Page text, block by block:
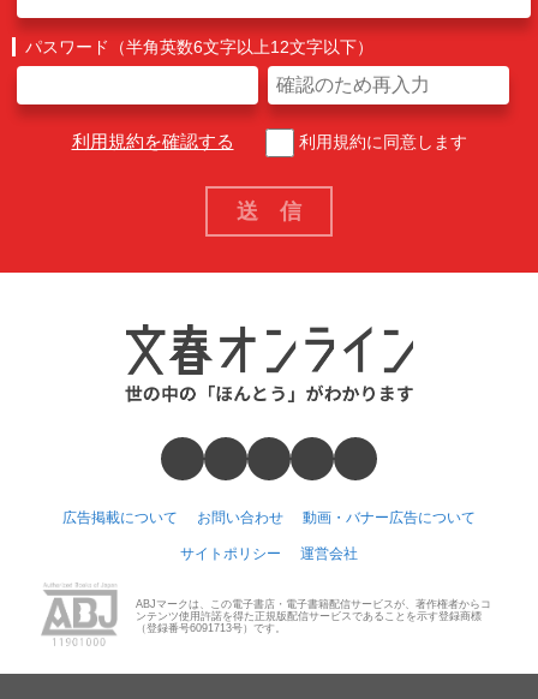
パスワード（半角英数6文字以上12文字以下）
利用規約を確認する 利用規約に同意します
広告掲載について お問い合わせ 動画・バナー広告について
サイトポリシー 運営会社
ABJマークは、この電子書店・電子書籍配信サービスが、著作権者からコ
ンテンツ使用許諾を得た正規版配信サービスであることを示す登録商標
（登録番号6091713号）です。